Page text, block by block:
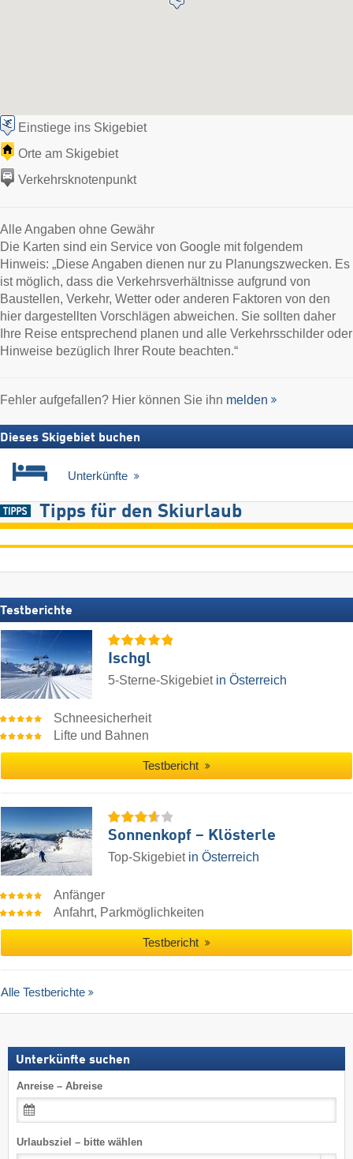
Einstiege ins Skigebiet
Orte am Skigebiet
Verkehrsknotenpunkt
Alle Angaben ohne Gewähr
Die Karten sind ein Service von Google mit folgendem
Hinweis: „Diese Angaben dienen nur zu Planungszwecken. Es
ist möglich, dass die Verkehrsverhältnisse aufgrund von
Baustellen, Verkehr, Wetter oder anderen Faktoren von den
hier dargestellten Vorschlägen abweichen. Sie sollten daher
Ihre Reise entsprechend planen und alle Verkehrsschilder oder
Hinweise bezüglich Ihrer Route beachten.“
Fehler aufgefallen? Hier können Sie ihn melden
Dieses Skigebiet buchen
Unterkünfte
Tipps für den Skiurlaub
Testberichte
Ischgl
5-Sterne-Skigebiet in Österreich
Schneesicherheit
Lifte und Bahnen
Testbericht
Sonnenkopf – Klösterle
Top-Skigebiet in Österreich
Anfänger
Anfahrt, Parkmöglichkeiten
Testbericht
Alle Testberichte
Unterkünfte suchen
Anreise – Abreise
Urlaubsziel – bitte wählen